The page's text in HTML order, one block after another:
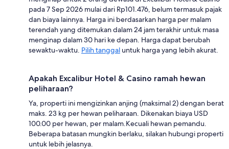
pada 7 Sep 2026 mulai dari Rp101.476, belum termasuk pajak
dan biaya lainnya. Harga ini berdasarkan harga per malam
terendah yang ditemukan dalam 24 jam terakhir untuk masa
menginap dalam 30 hari ke depan. Harga dapat berubah
sewaktu-waktu. Pilih tanggal untuk harga yang lebih akurat.
Apakah Excalibur Hotel & Casino ramah hewan
peliharaan?
Ya, properti ini mengizinkan anjing (maksimal 2) dengan berat
maks. 23 kg per hewan peliharaan. Dikenakan biaya USD
100.00 per hewan, per malam.Kecuali hewan pemandu.
Beberapa batasan mungkin berlaku, silakan hubungi properti
untuk lebih jelasnya.